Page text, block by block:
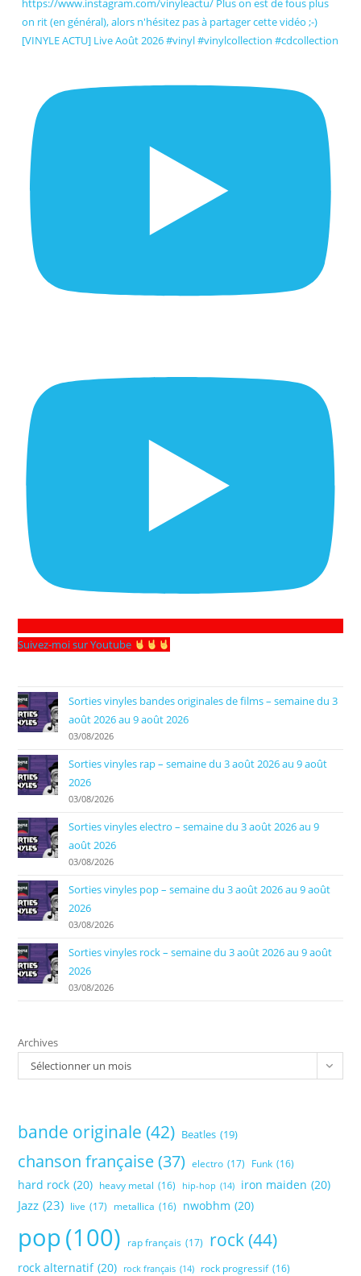
[VINYLE ACTU] Live Août 2026 #vinyl #vinylcollection #cdcollection
Suivez-moi sur Youtube
Sorties vinyles bandes originales de films – semaine du 3
août 2026 au 9 août 2026
03/08/2026
Sorties vinyles rap – semaine du 3 août 2026 au 9 août
2026
03/08/2026
Sorties vinyles electro – semaine du 3 août 2026 au 9
août 2026
03/08/2026
Sorties vinyles pop – semaine du 3 août 2026 au 9 août
2026
03/08/2026
Sorties vinyles rock – semaine du 3 août 2026 au 9 août
2026
03/08/2026
Archives
Sélectionner un mois
bande originale (42) Beatles (19)
chanson française (37) electro (17) Funk (16)
hard rock (20) heavy metal (16) hip-hop (14) iron maiden (20)
Jazz (23) live (17) metallica (16) nwobhm (20)
pop(100) rap français (17) rock(44)
rock alternatif (20) rock français (14) rock progressif (16)